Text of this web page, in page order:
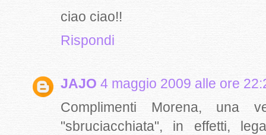
ciao ciao!!
Rispondi
JAJO 4 maggio 2009 alle ore
Complimenti Morena, una
"sbruciacchiata", in effetti,